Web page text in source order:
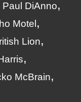
Paul DiAnno
Motel
Lion
McBrain